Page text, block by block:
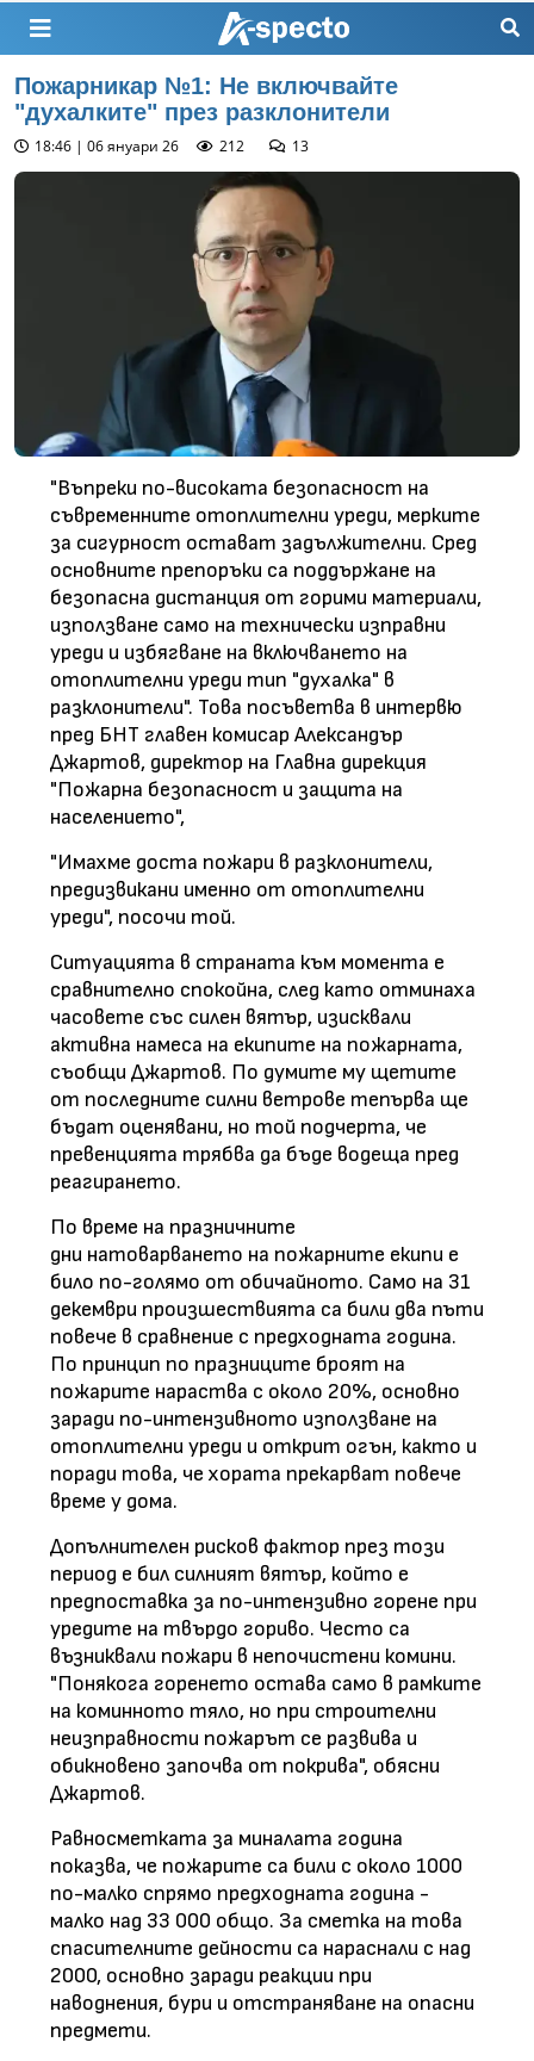
Пожарникар №1: Не включвайте
"духалките" през разклонители
18:46 | 06 януари 26 212 13
"Въпреки по-високата безопасност на
съвременните отоплителни уреди, мерките
за сигурност остават задължителни. Сред
основните препоръки са поддържане на
безопасна дистанция от горими материали,
използване само на технически изправни
уреди и избягване на включването на
отоплителни уреди тип "духалка" в
разклонители". Това посъветва в интервю
пред БНТ главен комисар Александър
Джартов, директор на Главна дирекция
"Пожарна безопасност и защита на
населението",
"Имахме доста пожари в разклонители,
предизвикани именно от отоплителни
уреди", посочи той.
Ситуацията в страната към момента е
сравнително спокойна, след като отминаха
часовете със силен вятър, изисквали
активна намеса на екипите на пожарната,
съобщи Джартов. По думите му щетите
от последните силни ветрове тепърва ще
бъдат оценявани, но той подчерта, че
превенцията трябва да бъде водеща пред
реагирането.
По време на празничните
дни натоварването на пожарните екипи е
било по-голямо от обичайното. Само на 31
декември произшествията са били два пъти
повече в сравнение с предходната година.
По принцип по празниците броят на
пожарите нараства с около 20%, основно
заради по-интензивното използване на
отоплителни уреди и открит огън, както и
поради това, че хората прекарват повече
време у дома.
Допълнителен рисков фактор през този
период е бил силният вятър, който е
предпоставка за по-интензивно горене при
уредите на твърдо гориво. Често са
възниквали пожари в непочистени комини.
"Понякога горенето остава само в рамките
на коминното тяло, но при строителни
неизправности пожарът се развива и
обикновено започва от покрива", обясни
Джартов.
Равносметката за миналата година
показва, че пожарите са били с около 1000
по-малко спрямо предходната година -
малко над 33 000 общо. За сметка на това
спасителните дейности са нараснали с над
2000, основно заради реакции при
наводнения, бури и отстраняване на опасни
предмети.